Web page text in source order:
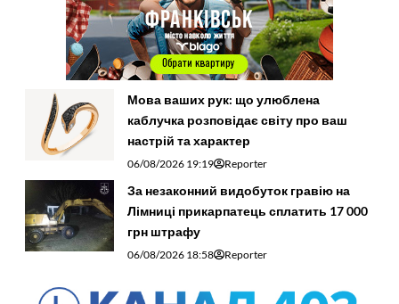
Мова ваших рук: що улюблена
каблучка розповідає світу про ваш
настрій та характер
06/08/2026 19:19 Reporter
За незаконний видобуток гравію на
Лімниці прикарпатець сплатить 17 000
грн штрафу
06/08/2026 18:58 Reporter